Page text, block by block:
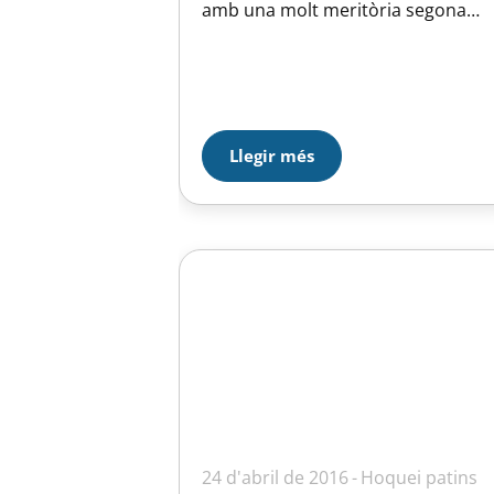
amb una molt meritòria segona
nostres…
Llegir més
24 d'abril de 2016 Hoquei patins